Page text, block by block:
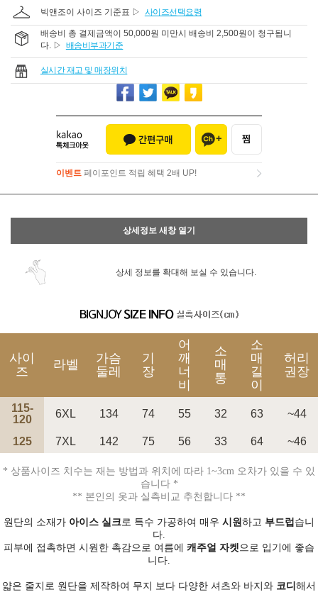
빅앤조이 사이즈 기준표 ▷ 사이즈선택요령
배송비 총 결제금액이 50,000원 미만시 배송비 2,500원이 청구됩니
다. ▷ 배송비부과기준
실시간 재고 및 매장위치
이벤트 페이포인트 적립 혜택 2배 UP!
이벤트페이포인트 적립 혜택 2배 UP!
상세정보 새창 열기
상세 정보를 확대해 보실 수 있습니다.
사이
즈
라벨
가슴
둘레
기
장
어
깨
너
비
소
매
통
소
매
길
이
허리
권장
115-
120
6XL 134 74 55 32 63 ~44
125 7XL 142 75 56 33 64 ~46
* 상품사이즈 치수는 재는 방법과 위치에 따라 1~3cm 오차가 있을 수 있
습니다 *
** 본인의 옷과 실측비교 추천합니다 **
원단의 소재가 아이스 실크로 특수 가공하여 매우 시원하고 부드럽 습니
다.
피부에 접촉하면 시원한 촉감으로 여름에 캐주얼 자켓으로 입기에 좋습
니다.
얇은 줄지로 원단을 제작하여 무지 보다 다양한 셔츠와 바지와 코디 해서